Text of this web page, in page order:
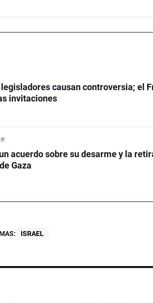
causan controversia; el
invitaciones
acuerdo sobre su desarme y la
Gaza
ISRAEL